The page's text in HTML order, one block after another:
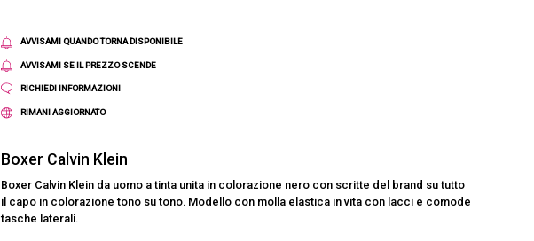
AVVISAMI QUANDO TORNA DISPONIBILE
AVVISAMI SE IL PREZZO SCENDE
RICHIEDI INFORMAZIONI
RIMANI AGGIORNATO
Boxer Calvin Klein
Boxer Calvin Klein da uomo a tinta unita in colorazione nero con scritte del brand su tutto
il capo in colorazione tono su tono. Modello con molla elastica in vita con lacci e comode
tasche laterali.